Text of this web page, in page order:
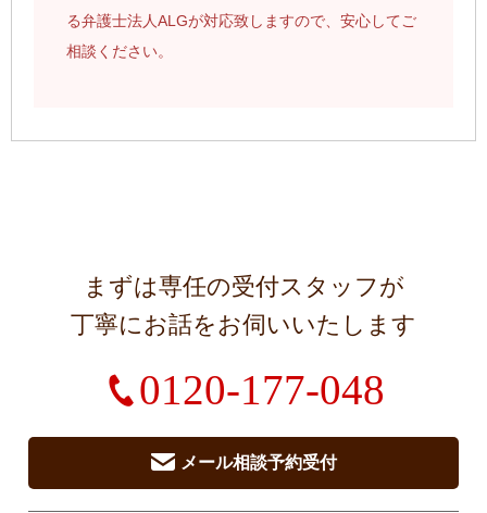
る弁護士法人ALGが対応致しますので、安心してご
相談ください。
まずは専任の受付スタッフが
丁寧にお話をお伺いいたします
0120-177-048
メール相談予約受付